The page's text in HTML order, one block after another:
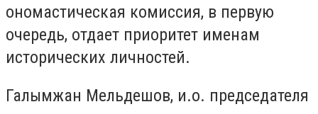
ономастическая комиссия, в первую
очередь, отдает приоритет именам
исторических личностей.
Галымжан Мельдешов, и.о. председателя